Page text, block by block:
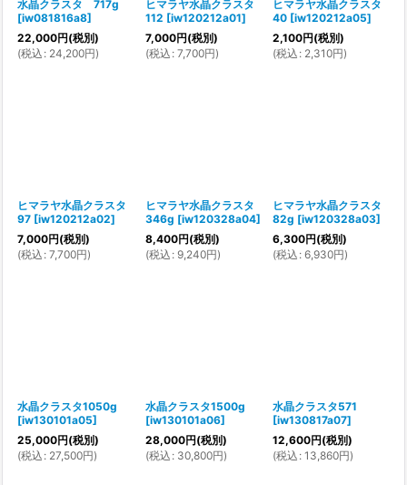
水晶クラスタ 717g
[iw081816a8]
22,000円(税別)
(税込 : 24,200円)
ヒマラヤ水晶クラスタ
112 [iw120212a01]
7,000円(税別)
(税込 : 7,700円)
ヒマラヤ水晶クラスタ
40 [iw120212a05]
2,100円(税別)
(税込 : 2,310円)
ヒマラヤ水晶クラスタ
97 [iw120212a02]
7,000円(税別)
(税込 : 7,700円)
ヒマラヤ水晶クラスタ
346g [iw120328a04]
8,400円(税別)
(税込 : 9,240円)
ヒマラヤ水晶クラスタ
82g [iw120328a03]
6,300円(税別)
(税込 : 6,930円)
水晶クラスタ1050g
[iw130101a05]
25,000円(税別)
(税込 : 27,500円)
水晶クラスタ1500g
[iw130101a06]
28,000円(税別)
(税込 : 30,800円)
水晶クラスタ571
[iw130817a07]
12,600円(税別)
(税込 : 13,860円)